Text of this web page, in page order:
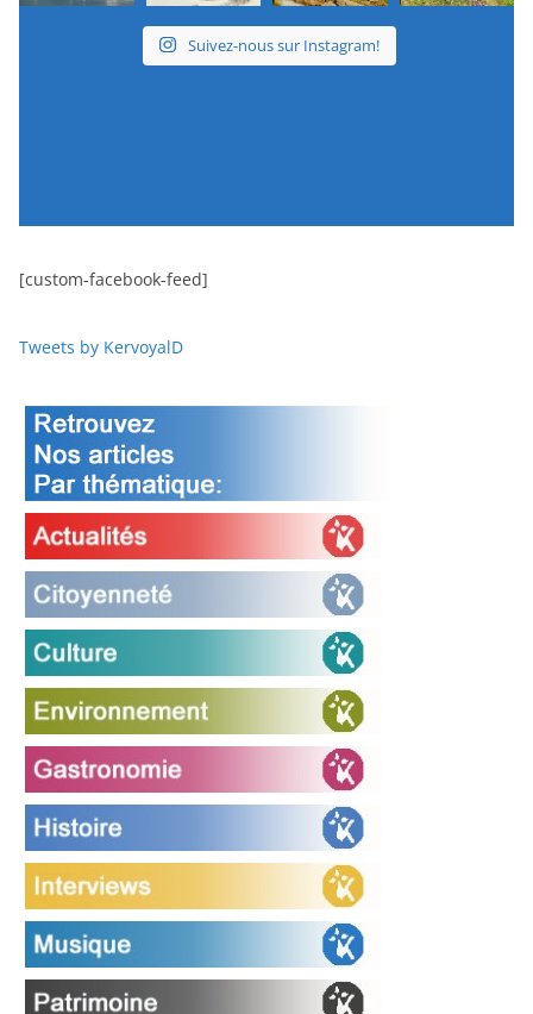
Suivez-nous sur Instagram!
[custom-facebook-feed]
Tweets by KervoyalD